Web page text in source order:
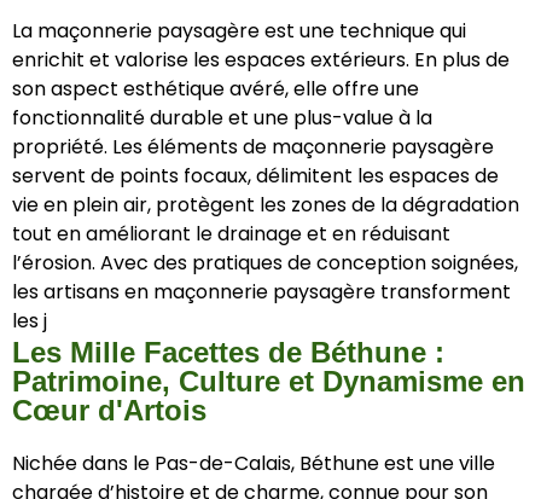
La maçonnerie paysagère est une technique qui
enrichit et valorise les espaces extérieurs. En plus de
son aspect esthétique avéré, elle offre une
fonctionnalité durable et une plus-value à la
propriété. Les éléments de maçonnerie paysagère
servent de points focaux, délimitent les espaces de
vie en plein air, protègent les zones de la dégradation
tout en améliorant le drainage et en réduisant
l’érosion. Avec des pratiques de conception soignées,
les artisans en maçonnerie paysagère transforment
les j
Les Mille Facettes de Béthune :
Patrimoine, Culture et Dynamisme en
Cœur d'Artois
Nichée dans le Pas-de-Calais, Béthune est une ville
chargée d’histoire et de charme, connue pour son